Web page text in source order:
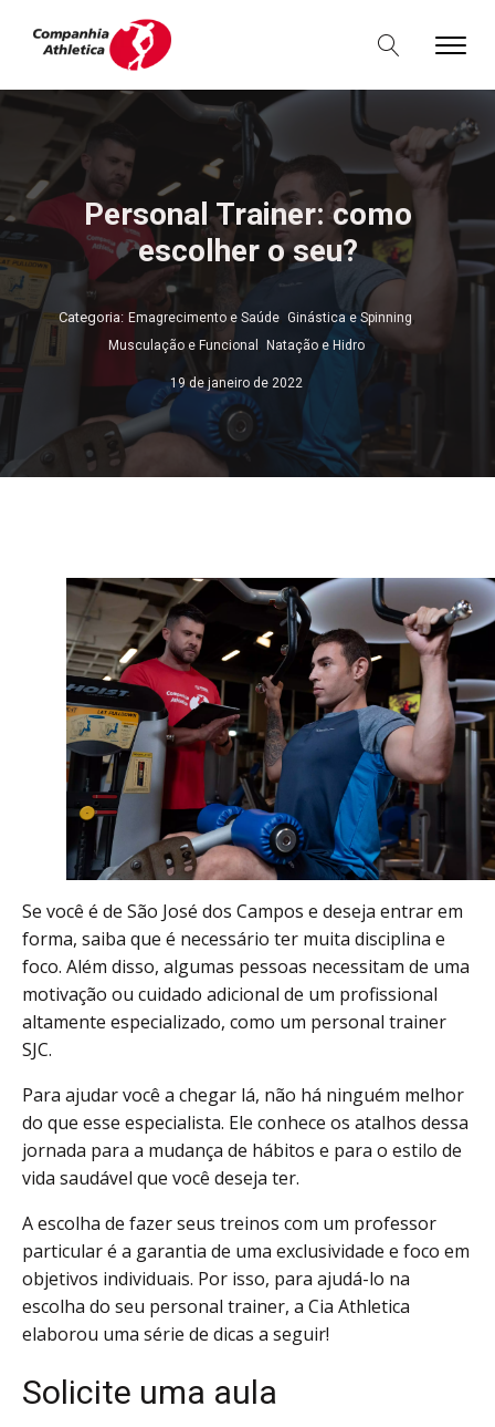
Personal Trainer: como
escolher o seu?
Categoria: Emagrecimento e Saúde, Ginástica e Spinning,
Musculação e Funcional Natação e Hidro
19 de janeiro de 2022
Se você é de São José dos Campos e deseja entrar em
forma, saiba que é necessário ter muita disciplina e
foco. Além disso, algumas pessoas necessitam de uma
motivação ou cuidado adicional de um profissional
altamente especializado, como um personal trainer
SJC.
Para ajudar você a chegar lá, não há ninguém melhor
do que esse especialista. Ele conhece os atalhos dessa
jornada para a mudança de hábitos e para o estilo de
vida saudável que você deseja ter.
A escolha de fazer seus treinos com um professor
particular é a garantia de uma exclusividade e foco em
objetivos individuais. Por isso, para ajudá-lo na
escolha do seu personal trainer, a Cia Athletica
elaborou uma série de dicas a seguir!
Solicite uma aula